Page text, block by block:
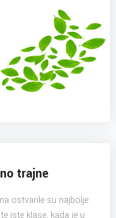
trajne
ostvarile su najbolje
iste klase, kada je u